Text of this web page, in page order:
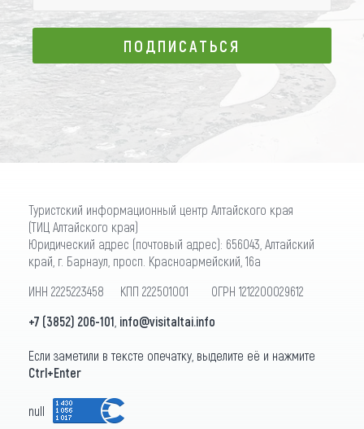
ПОДПИСАТЬСЯ
ПОДПИСАТЬСЯ
Туристский информационный центр Алтайского края
(ТИЦ Алтайского края)
Юридический адрес (почтовый адрес): 656043, Алтайский
край, г. Барнаул, просп. Красноармейский, 16а
ИНН 2225223458 КПП 222501001 ОГРН 1212200029612
+7 (3852) 206-101 info@visitaltai.info
Если заметили в тексте опечатку, выделите её и нажмите
Ctrl+Enter
null